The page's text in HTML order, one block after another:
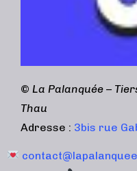
© La Palanquée –
Thau
Adresse : 3bis rue